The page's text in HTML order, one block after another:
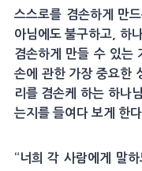
스스로를 겸손하게 만
아님에도 불구하고, 하
겸손하게 만들 수 있는
손에 관한 가장 중요한
리를 겸손케 하는 하나
는지를 들여다 보게 한다.
“너희 각 사람에게 말